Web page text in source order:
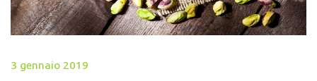
3 gennaio 2019